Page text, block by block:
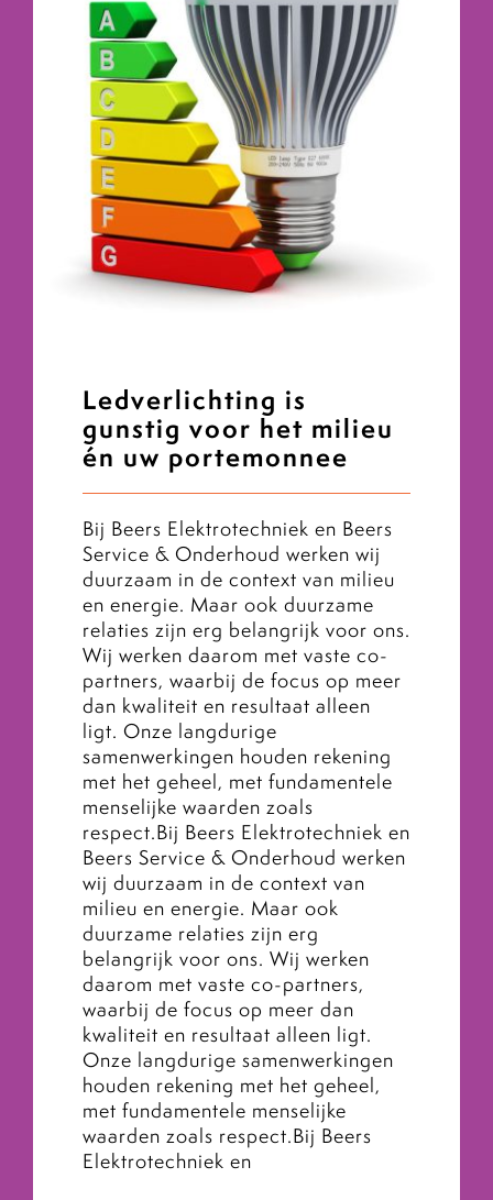
Ledverlichting is
gunstig voor het milieu
én uw portemonnee
Bij Beers Elektrotechniek en Beers
Service & Onderhoud werken wij
duurzaam in de context van milieu
en energie. Maar ook duurzame
relaties zijn erg belangrijk voor ons.
Wij werken daarom met vaste co-
partners, waarbij de focus op meer
dan kwaliteit en resultaat alleen
ligt. Onze langdurige
samenwerkingen houden rekening
met het geheel, met fundamentele
menselijke waarden zoals
respect.Bij Beers Elektrotechniek en
Beers Service & Onderhoud werken
wij duurzaam in de context van
milieu en energie. Maar ook
duurzame relaties zijn erg
belangrijk voor ons. Wij werken
daarom met vaste co-partners,
waarbij de focus op meer dan
kwaliteit en resultaat alleen ligt.
Onze langdurige samenwerkingen
houden rekening met het geheel,
met fundamentele menselijke
waarden zoals respect.Bij Beers
Elektrotechniek en